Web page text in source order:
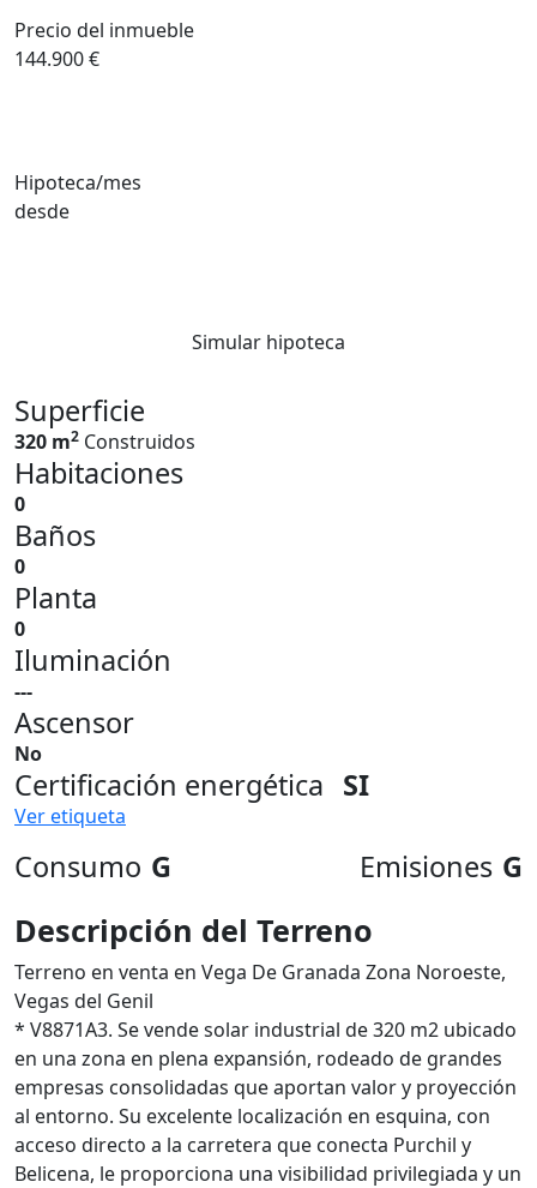
Precio del inmueble
144.900 €
Hipoteca/mes
desde
Simular hipoteca
Superficie
320 m2 Construidos
Habitaciones
0
Baños
0
Planta
0
Iluminación
---
Ascensor
No
Certificación energética SI
Ver etiqueta
Consumo G Emisiones G
Descripción del Terreno
Terreno en venta en Vega De Granada Zona Noroeste,
Vegas del Genil
* V8871A3. Se vende solar industrial de 320 m2 ubicado
en una zona en plena expansión, rodeado de grandes
empresas consolidadas que aportan valor y proyección
al entorno. Su excelente localización en esquina, con
acceso directo a la carretera que conecta Purchil y
Belicena, le proporciona una visibilidad privilegiada y un